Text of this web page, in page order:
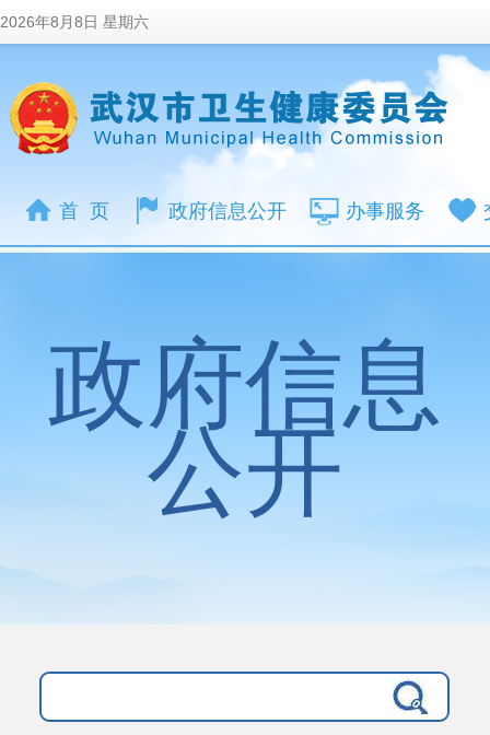
2026年8月8日 星期六
首 页 政府信息公开 办事服务
政府信息
公开